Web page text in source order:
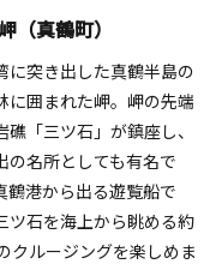
（真鶴町）
に突き出した真鶴半島の
に囲まれた岬。岬の先端
礁「三ツ石」が鎮座し、
の名所としても有名で
鶴港から出る遊覧船で
ツ石を海上から眺める約
クルージングを楽しめま